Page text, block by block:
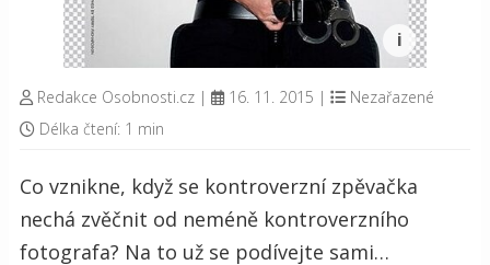
Redakce Osobnosti.cz | 16. 11. 2015 |
Nezařazené
Délka čtení: 1 min
Co vznikne, když se kontroverzní zpěvačka
nechá zvěčnit od neméně kontroverzního
fotografa? Na to už se podívejte sami…